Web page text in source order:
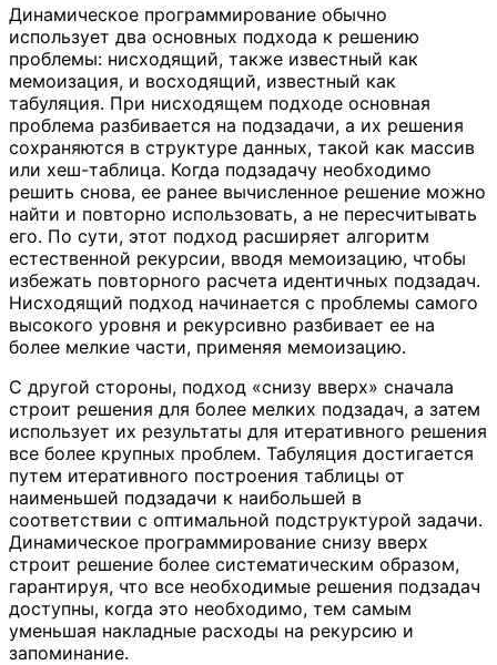
Динамическое программирование обычно
использует два основных подхода к решению
проблемы: нисходящий, также известный как
мемоизация, и восходящий, известный как
табуляция. При нисходящем подходе основная
проблема разбивается на подзадачи, а их решения
сохраняются в структуре данных, такой как массив
или хеш-таблица. Когда подзадачу необходимо
решить снова, ее ранее вычисленное решение можно
найти и повторно использовать, а не пересчитывать
его. По сути, этот подход расширяет алгоритм
естественной рекурсии, вводя мемоизацию, чтобы
избежать повторного расчета идентичных подзадач.
Нисходящий подход начинается с проблемы самого
высокого уровня и рекурсивно разбивает ее на
более мелкие части, применяя мемоизацию.
С другой стороны, подход «снизу вверх» сначала
строит решения для более мелких подзадач, а затем
использует их результаты для итеративного решения
все более крупных проблем. Табуляция достигается
путем итеративного построения таблицы от
наименьшей подзадачи к наибольшей в
соответствии с оптимальной подструктурой задачи.
Динамическое программирование снизу вверх
строит решение более систематическим образом,
гарантируя, что все необходимые решения подзадач
доступны, когда это необходимо, тем самым
уменьшая накладные расходы на рекурсию и
запоминание.